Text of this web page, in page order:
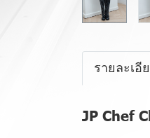
รายละเอี
JP Chef